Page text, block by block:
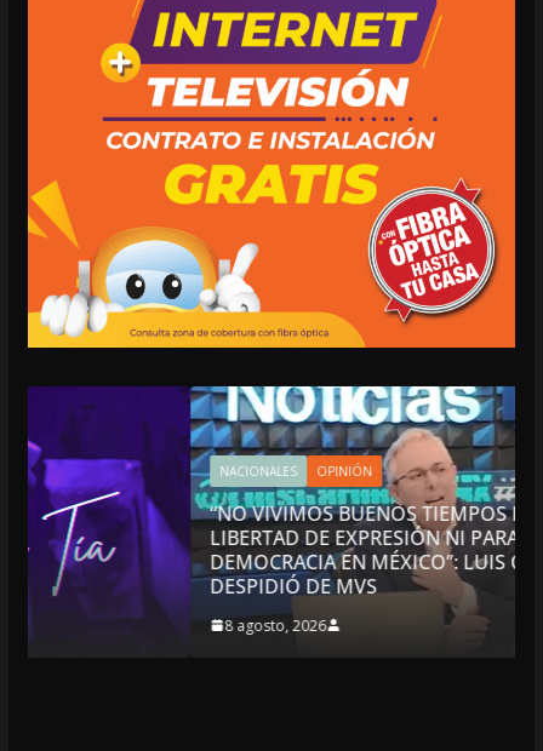
NACIONALES OPINIÓN
“NO VIVIMOS BUENOS TIEMPOS PARA LA
LIBERTAD DE EXPRESIÓN NI PARA LA
DEMOCRACIA EN MÉXICO”: LUIS CÁRDENAS; SE
DESPIDIÓ DE MVS
8 agosto, 2026